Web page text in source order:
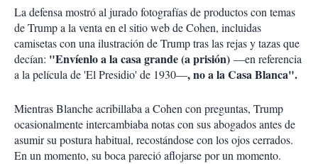
La defensa mostró al jurado fotografías de productos con temas
de Trump a la venta en el sitio web de Cohen, incluidas
camisetas con una ilustración de Trump tras las rejas y tazas que
decían: "Envíenlo a la casa grande (a prisión) —en referencia
a la película de 'El Presidio' de 1930—, no a la Casa Blanca".
Mientras Blanche acribillaba a Cohen con preguntas, Trump
ocasionalmente intercambiaba notas con sus abogados antes de
asumir su postura habitual, recostándose con los ojos cerrados.
En un momento, su boca pareció aflojarse por un momento.